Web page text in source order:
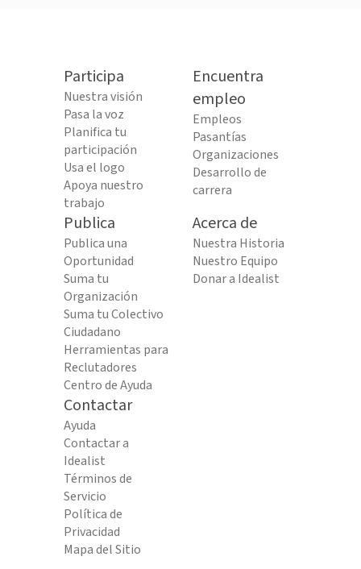
Participa
Nuestra visión
Pasa la voz
Planifica tu
participación
Usa el logo
Apoya nuestro
trabajo
Encuentra
empleo
Empleos
Pasantías
Organizaciones
Desarrollo de
carrera
Publica
Publica una
Oportunidad
Suma tu
Organización
Suma tu Colectivo
Ciudadano
Herramientas para
Reclutadores
Centro de Ayuda
Acerca de
Nuestra Historia
Nuestro Equipo
Donar a Idealist
Contactar
Ayuda
Contactar a
Idealist
Términos de
Servicio
Política de
Privacidad
Mapa del Sitio